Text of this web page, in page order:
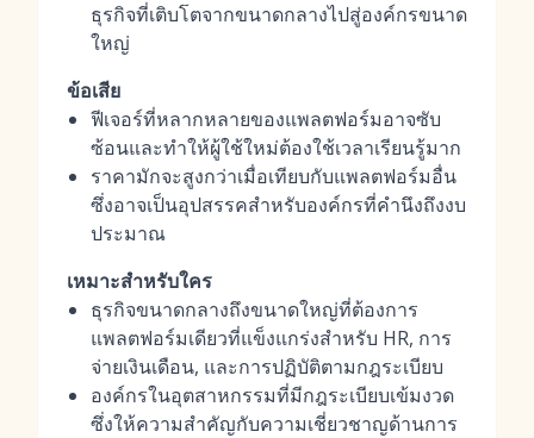
ธุรกิจที่เติบโตจากขนาดกลางไปสู่องค์กรขนาด
ใหญ่
ข้อเสีย
ฟีเจอร์ที่หลากหลายของแพลตฟอร์มอาจซับ
ซ้อนและทำให้ผู้ใช้ใหม่ต้องใช้เวลาเรียนรู้มาก
ราคามักจะสูงกว่าเมื่อเทียบกับแพลตฟอร์มอื่น
ซึ่งอาจเป็นอุปสรรคสำหรับองค์กรที่คำนึงถึงงบ
ประมาณ
เหมาะสำหรับใคร
ธุรกิจขนาดกลางถึงขนาดใหญ่ที่ต้องการ
แพลตฟอร์มเดียวที่แข็งแกร่งสำหรับ HR, การ
จ่ายเงินเดือน, และการปฏิบัติตามกฎระเบียบ
องค์กรในอุตสาหกรรมที่มีกฎระเบียบเข้มงวด
ซึ่งให้ความสำคัญกับความเชี่ยวชาญด้านการ